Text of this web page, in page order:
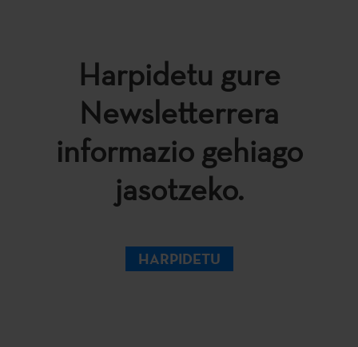
Harpidetu gure
Newsletterrera
informazio gehiago
jasotzeko.
HARPIDETU